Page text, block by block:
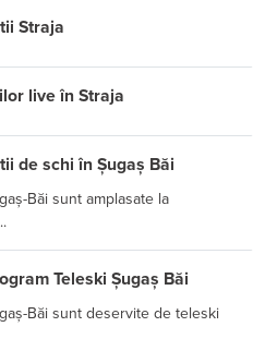
Straja
live în Straja
de schi în Șugaș Băi
Băi sunt amplasate la
Teleski Șugaș Băi
Băi sunt deservite de teleski